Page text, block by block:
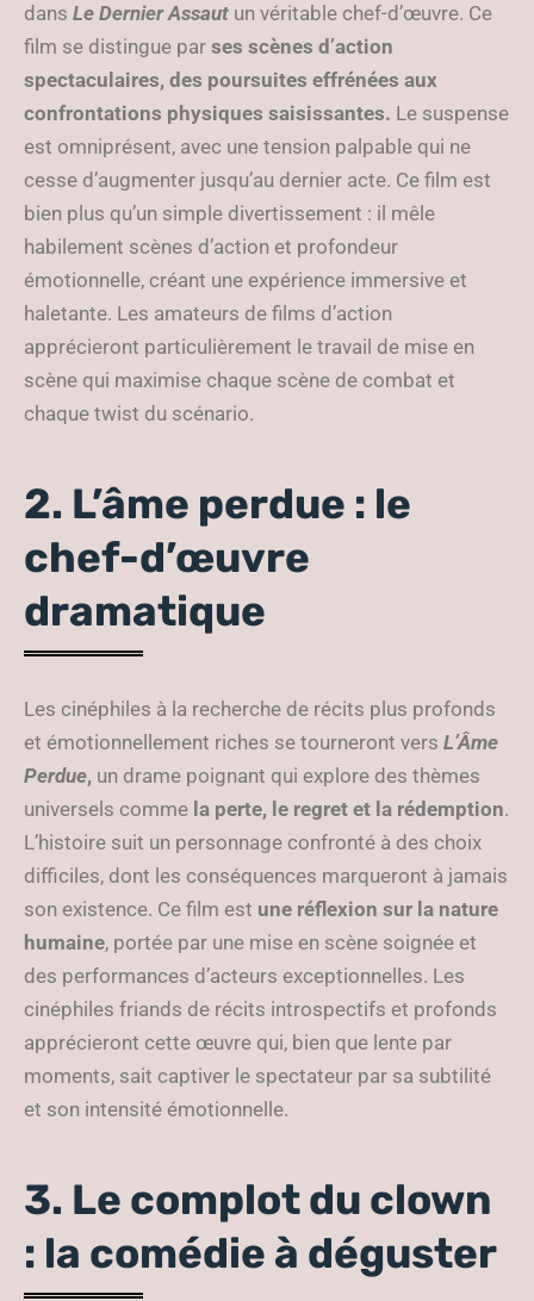
dans Le Dernier Assaut un véritable chef-d’œuvre. Ce
film se distingue par ses scènes d’action
spectaculaires, des poursuites effrénées aux
confrontations physiques saisissantes. Le suspense
est omniprésent, avec une tension palpable qui ne
cesse d’augmenter jusqu’au dernier acte. Ce film est
bien plus qu’un simple divertissement : il mêle
habilement scènes d’action et profondeur
émotionnelle, créant une expérience immersive et
haletante. Les amateurs de films d’action
apprécieront particulièrement le travail de mise en
scène qui maximise chaque scène de combat et
chaque twist du scénario.
2. L’âme perdue : le
chef-d’œuvre
dramatique
Les cinéphiles à la recherche de récits plus profonds
et émotionnellement riches se tourneront vers L’Âme
Perdue, un drame poignant qui explore des thèmes
universels comme la perte, le regret et la rédemption.
L’histoire suit un personnage confronté à des choix
difficiles, dont les conséquences marqueront à jamais
son existence. Ce film est une réflexion sur la nature
humaine, portée par une mise en scène soignée et
des performances d’acteurs exceptionnelles. Les
cinéphiles friands de récits introspectifs et profonds
apprécieront cette œuvre qui, bien que lente par
moments, sait captiver le spectateur par sa subtilité
et son intensité émotionnelle.
3. Le complot du clown
: la comédie à déguster